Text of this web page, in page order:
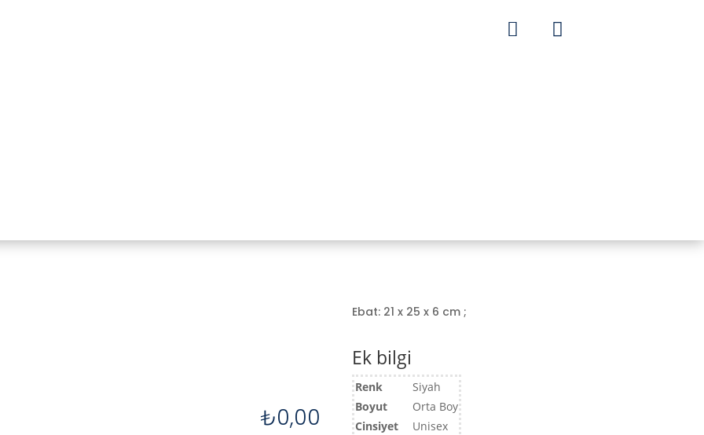
 
₺0,00
Ebat: 21 x 25 x 6 cm ;
Ek bilgi
Renk
Siyah
Boyut
Orta Boy
Cinsiyet
Unisex